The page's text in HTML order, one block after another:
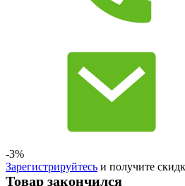
-3%
Зарегистрируйтесь и получите
Товар закончился